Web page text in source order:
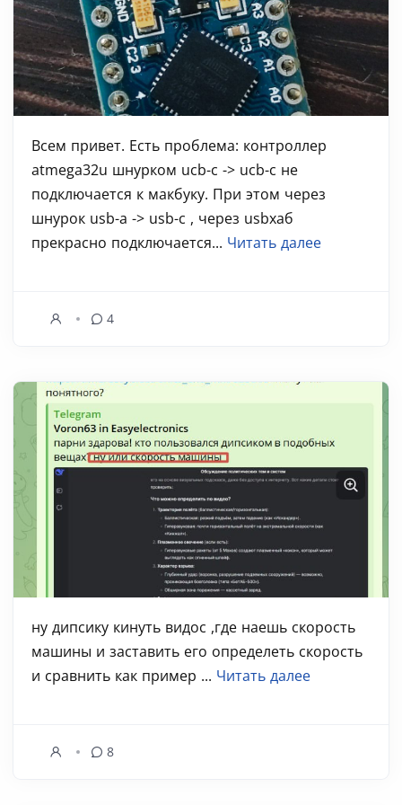
Всем привет. Есть проблема: контроллер
atmega32u шнурком ucb-c -> ucb-c не
подключается к макбуку. При этом через
шнурок usb-a -> usb-c , через usbхаб
прекрасно подключается... Читать далее
4
ну дипсику кинуть видос ,где наешь скорость
машины и заставить его определеть скорость
и сравнить как пример ... Читать далее
8